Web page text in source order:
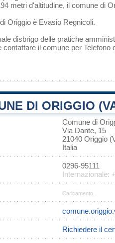
metri d'altitudine, il comune di
Origgio è Evasio Regnicoli.
disbrigo delle pratiche
contattare il comune per
DI ORIGGIO
Comune di
Via Dante, 15
21040 Origgio
Italia
0296-95111
Internazionale:
Caricamento...
Richiedere il